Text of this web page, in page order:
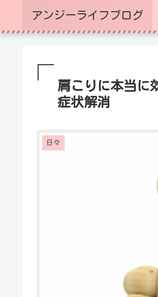
アンジーライフブログ
肩こりに本当に
症状解消
日々